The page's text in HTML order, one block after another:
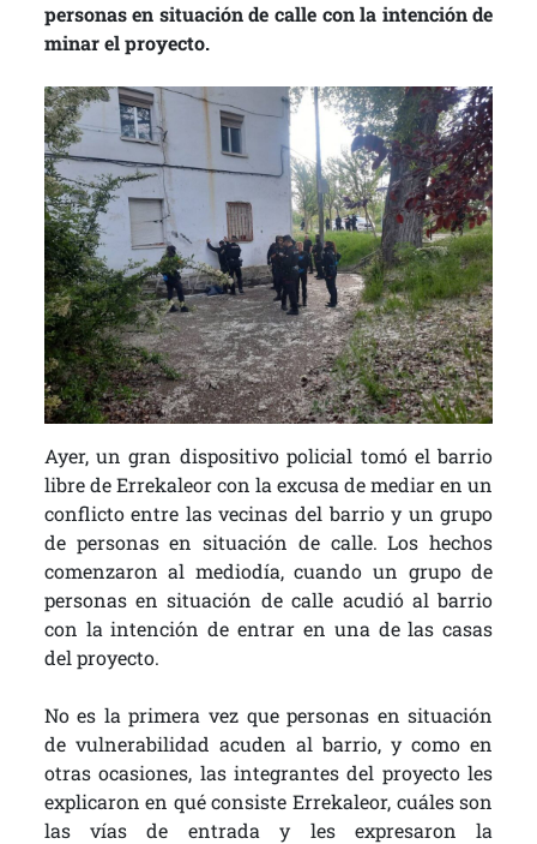
personas en situación de calle con la intención de
minar el proyecto.
Ayer, un gran dispositivo policial tomó el barrio
libre de Errekaleor con la excusa de mediar en un
conflicto entre las vecinas del barrio y un grupo
de personas en situación de calle. Los hechos
comenzaron al mediodía, cuando un grupo de
personas en situación de calle acudió al barrio
con la intención de entrar en una de las casas
del proyecto.
No es la primera vez que personas en situación
de vulnerabilidad acuden al barrio, y como en
otras ocasiones, las integrantes del proyecto les
explicaron en qué consiste Errekaleor, cuáles son
las vías de entrada y les expresaron la